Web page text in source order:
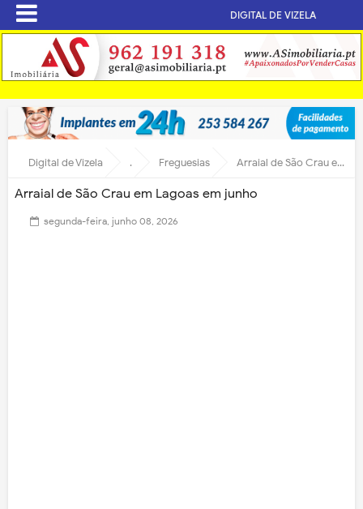
DIGITAL DE VIZELA
Digital de Vizela . Freguesias Arraial de São Crau em Lagoas em junho
Arraial de São Crau em Lagoas em junho
segunda-feira, junho 08, 2026